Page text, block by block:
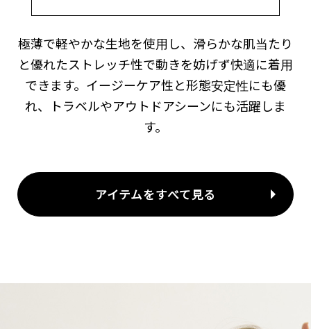
極薄で軽やかな生地を使用し、滑らかな肌当たり
と優れたストレッチ性で動きを妨げず快適に着用
できます。イージーケア性と形態安定性にも優
れ、トラベルやアウトドアシーンにも活躍しま
す。
アイテムをすべて見る